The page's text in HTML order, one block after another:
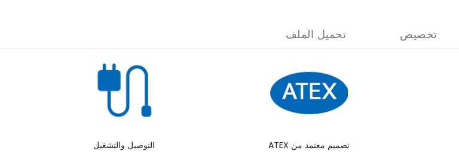
تخصيص تحميل الملف
تصميم معتمد من ATEX التوصيل والتشغيل